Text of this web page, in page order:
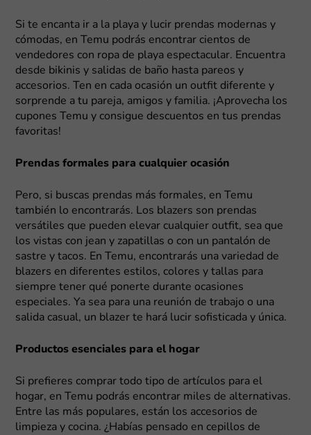
Si te encanta ir a la playa y lucir prendas modernas y
cómodas, en Temu podrás encontrar cientos de
vendedores con ropa de playa espectacular. Encuentra
desde bikinis y salidas de baño hasta pareos y
accesorios. Ten en cada ocasión un outfit diferente y
sorprende a tu pareja, amigos y familia. ¡Aprovecha los
cupones Temu y consigue descuentos en tus prendas
favoritas!
Prendas formales para cualquier ocasión
Pero, si buscas prendas más formales, en Temu
también lo encontrarás. Los blazers son prendas
versátiles que pueden elevar cualquier outfit, sea que
los vistas con jean y zapatillas o con un pantalón de
sastre y tacos. En Temu, encontrarás una variedad de
blazers en diferentes estilos, colores y tallas para
siempre tener qué ponerte durante ocasiones
especiales. Ya sea para una reunión de trabajo o una
salida casual, un blazer te hará lucir sofisticada y única.
Productos esenciales para el hogar
Si prefieres comprar todo tipo de artículos para el
hogar, en Temu podrás encontrar miles de alternativas.
Entre las más populares, están los accesorios de
limpieza y cocina. ¿Habías pensado en cepillos de